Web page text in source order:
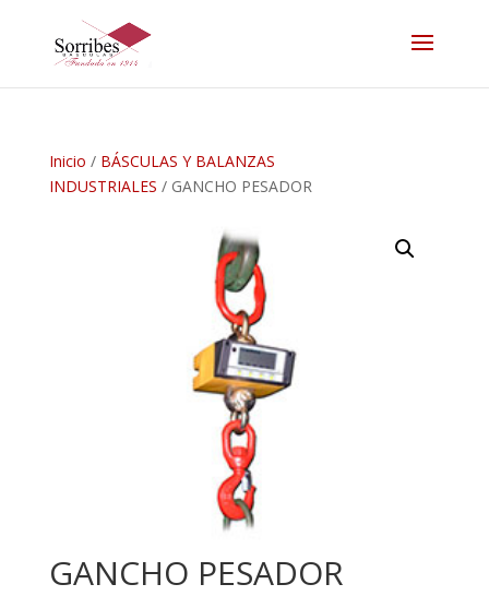
Inicio / BÁSCULAS Y BALANZAS
INDUSTRIALES / GANCHO PESADOR
GANCHO PESADOR